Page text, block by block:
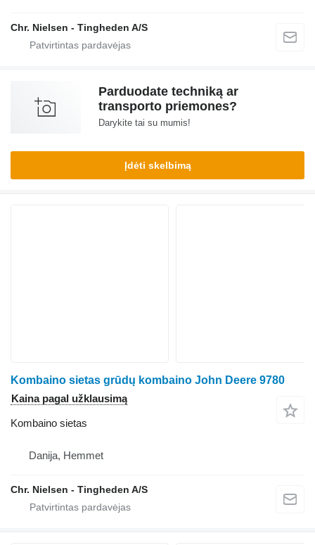
Chr. Nielsen - Tingheden A/S
Parduodate techniką ar
transporto priemones?
Darykite tai su mumis!
Įdėti skelbimą
Kombaino sietas grūdų kombaino John Deere 9780
Kaina pagal užklausimą
Kombaino sietas
Danija, Hemmet
Chr. Nielsen - Tingheden A/S